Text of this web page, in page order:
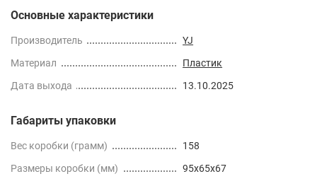
Основные характеристики
Производитель
YJ
Материал
Пластик
Дата выхода
13.10.2025
Габариты упаковки
Вес коробки (грамм)
158
Размеры коробки (мм)
95x65x67